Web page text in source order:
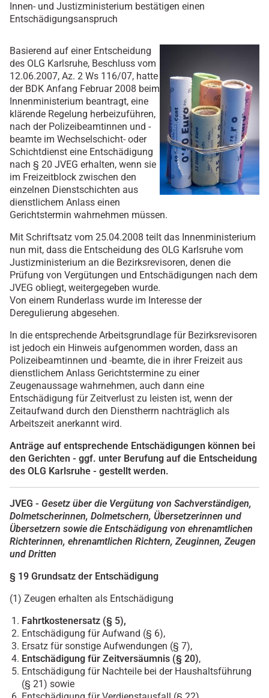
Innen- und Justizministerium bestätigen einen
Entschädigungsanspruch
Basierend auf einer Entscheidung
des OLG Karlsruhe, Beschluss vom
12.06.2007, Az. 2 Ws 116/07, hatte
der BDK Anfang Februar 2008 beim
Innenministerium beantragt, eine
klärende Regelung herbeizuführen,
nach der Polizeibeamtinnen und -
beamte im Wechselschicht- oder
Schichtdienst eine Entschädigung
nach § 20 JVEG erhalten, wenn sie
im Freizeitblock zwischen den
einzelnen Dienstschichten aus
dienstlichem Anlass einen
Gerichtstermin wahrnehmen müssen.
Mit Schriftsatz vom 25.04.2008 teilt das Innenministerium
nun mit, dass die Entscheidung des OLG Karlsruhe vom
Justizministerium an die Bezirksrevisoren, denen die
Prüfung von Vergütungen und Entschädigungen nach dem
JVEG obliegt, weitergegeben wurde.
Von einem Runderlass wurde im Interesse der
Deregulierung abgesehen.
In die entsprechende Arbeitsgrundlage für Bezirksrevisoren
ist jedoch ein Hinweis aufgenommen worden, dass an
Polizeibeamtinnen und -beamte, die in ihrer Freizeit aus
dienstlichem Anlass Gerichtstermine zu einer
Zeugenaussage wahrnehmen, auch dann eine
Entschädigung für Zeitverlust zu leisten ist, wenn der
Zeitaufwand durch den Dienstherrn nachträglich als
Arbeitszeit anerkannt wird.
Anträge auf entsprechende Entschädigungen können bei
den Gerichten - ggf. unter Berufung auf die Entscheidung
des OLG Karlsruhe - gestellt werden.
JVEG - Gesetz über die Vergütung von Sachverständigen,
Dolmetscherinnen, Dolmetschern, Übersetzerinnen und
Übersetzern sowie die Entschädigung von ehrenamtlichen
Richterinnen, ehrenamtlichen Richtern, Zeuginnen, Zeugen
und Dritten
§ 19 Grundsatz der Entschädigung
(1) Zeugen erhalten als Entschädigung
Fahrtkostenersatz (§ 5),
Entschädigung für Aufwand (§ 6),
Ersatz für sonstige Aufwendungen (§ 7),
Entschädigung für Zeitversäumnis (§ 20),
Entschädigung für Nachteile bei der Haushaltsführung
(§ 21) sowie